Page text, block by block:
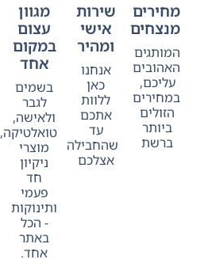
מחירים
מנצחים
המותגים
האהובים
עליכם,
במחירים
הזולים
ביותר
ברשת
שירות
אישי
ומהיר
אנחנו
כאן
ללוות
אתכם
עד
שהחבילה
אצלכם
מגוון
עצום
במקום
אחד
בשמים
לגבר
ולאישה,
טואלטיקה,
מוצרי
ניקיון
חד
פעמי
ותינוקות
- הכל
באתר
אחד.